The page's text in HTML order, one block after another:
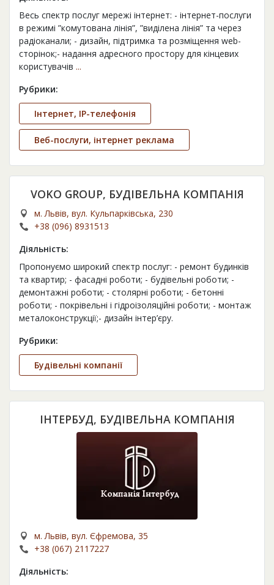
Весь спектр послуг мережі інтернет: - iнтернет-послуги
в режимі ”комутована лінія”, ”виділена лінія” та через
радіоканали; - дизайн, підтримка та розміщення web-
сторінок;- надання адресного простору для кінцевих
користувачів ...
Рубрики:
Інтернет, IP-телефонія
Веб-послуги, інтернет реклама
VOKO GROUP, БУДІВЕЛЬНА КОМПАНІЯ
м. Львів, вул. Кульпарківська, 230
+38 (096) 8931513
Діяльність:
Пропонуємо широкий спектр послуг: - ремонт будинків
та квартир; - фасадні роботи; - будівельні роботи; -
демонтажні роботи; - столярні роботи; - бетонні
роботи; - покрівельні і гідроізоляційні роботи; - монтаж
металоконструкції;- дизайн інтер’єру.
Рубрики:
Будівельні компанії
ІНТЕРБУД, БУДІВЕЛЬНА КОМПАНІЯ
м. Львів, вул. Єфремова, 35
+38 (067) 2117227
Діяльність: